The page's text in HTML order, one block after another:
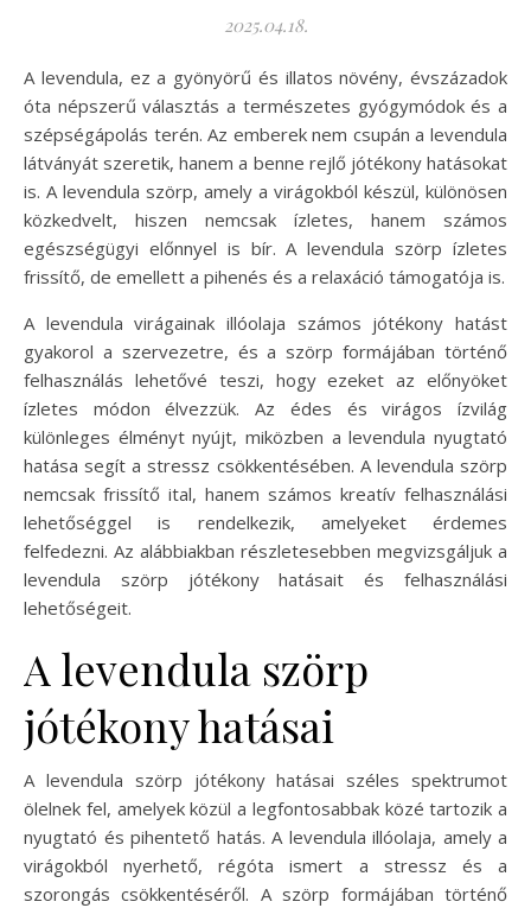
2025.04.18.
A levendula, ez a gyönyörű és illatos növény, évszázadok
óta népszerű választás a természetes gyógymódok és a
szépségápolás terén. Az emberek nem csupán a levendula
látványát szeretik, hanem a benne rejlő jótékony hatásokat
is. A levendula szörp, amely a virágokból készül, különösen
közkedvelt, hiszen nemcsak ízletes, hanem számos
egészségügyi előnnyel is bír. A levendula szörp ízletes
frissítő, de emellett a pihenés és a relaxáció támogatója is.
A levendula virágainak illóolaja számos jótékony hatást
gyakorol a szervezetre, és a szörp formájában történő
felhasználás lehetővé teszi, hogy ezeket az előnyöket
ízletes módon élvezzük. Az édes és virágos ízvilág
különleges élményt nyújt, miközben a levendula nyugtató
hatása segít a stressz csökkentésében. A levendula szörp
nemcsak frissítő ital, hanem számos kreatív felhasználási
lehetőséggel is rendelkezik, amelyeket érdemes
felfedezni. Az alábbiakban részletesebben megvizsgáljuk a
levendula szörp jótékony hatásait és felhasználási
lehetőségeit.
A levendula szörp
jótékony hatásai
A levendula szörp jótékony hatásai széles spektrumot
ölelnek fel, amelyek közül a legfontosabbak közé tartozik a
nyugtató és pihentető hatás. A levendula illóolaja, amely a
virágokból nyerhető, régóta ismert a stressz és a
szorongás csökkentéséről. A szörp formájában történő